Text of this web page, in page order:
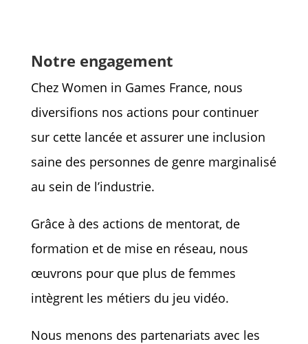
Notre engagement
Chez Women in Games France, nous
diversifions nos actions pour continuer
sur cette lancée et assurer une inclusion
saine des personnes de genre marginalisé
au sein de l’industrie.
Grâce à des actions de mentorat, de
formation et de mise en réseau, nous
œuvrons pour que plus de femmes
intègrent les métiers du jeu vidéo.
Nous menons des partenariats avec les